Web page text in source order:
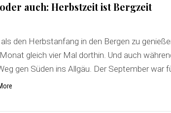
auch: Herbstzeit ist Bergzeit
den Herbstanfang in den Bergen zu
gleich vier Mal dorthin. Und auch
gen Süden ins Allgäu. Der September war